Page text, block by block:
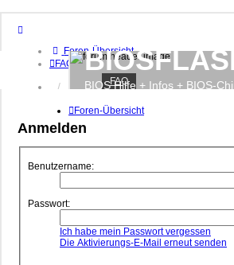
Foren-Übersicht
FAQ
Anmelden
BIOS Hilfe + Infos + BIOS-
FAQ
Foren-Übersicht
Anmelden
Benutzername:
Passwort:
Ich habe mein Passwort vergessen
Die Aktivierungs-E-Mail erneut senden